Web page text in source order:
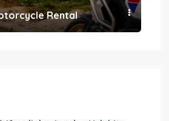
Rental